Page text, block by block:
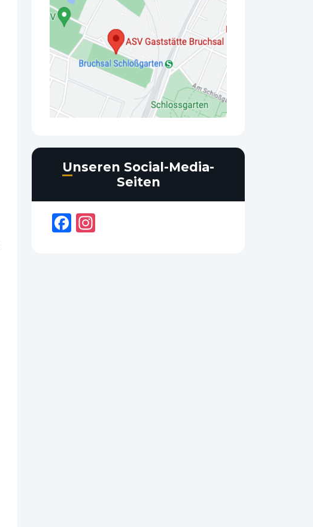
Unseren Social-Media-
Seiten
Facebook